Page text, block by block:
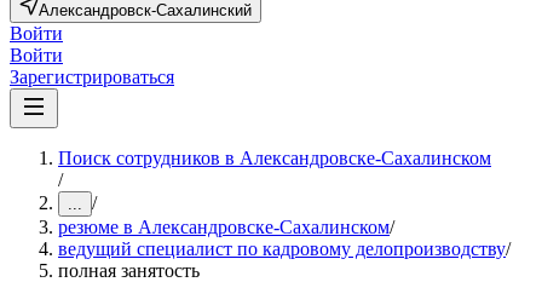
Александровск-Сахалинский
Войти
Войти
Зарегистрироваться
Поиск сотрудников в Александровске-Сахалинском
/
... /
резюме в Александровске-Сахалинском/
ведущий специалист по кадровому делопроизводству/
полная занятость